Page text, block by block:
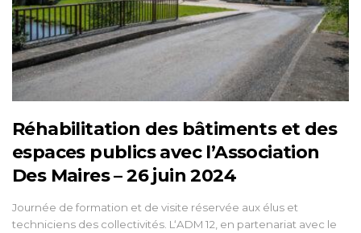
Réhabilitation des bâtiments et des
espaces publics avec l’Association
Des Maires – 26 juin 2024
Journée de formation et de visite réservée aux élus et
techniciens des collectivités. L‘ADM 12, en partenariat avec le